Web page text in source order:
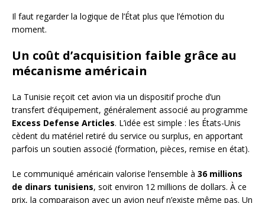
Il faut regarder la logique de l’État plus que l’émotion du
moment.
Un coût d’acquisition faible grâce au
mécanisme américain
La Tunisie reçoit cet avion via un dispositif proche d’un
transfert d’équipement, généralement associé au programme
Excess Defense Articles. L’idée est simple : les États-Unis
cèdent du matériel retiré du service ou surplus, en apportant
parfois un soutien associé (formation, pièces, remise en état).
Le communiqué américain valorise l’ensemble à 36 millions
de dinars tunisiens, soit environ 12 millions de dollars. À ce
prix, la comparaison avec un avion neuf n’existe même pas. Un